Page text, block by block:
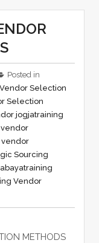
Posted in
Selection
Selection
jogjatraining
vendor
Sourcing
training
Vendor
METHODS